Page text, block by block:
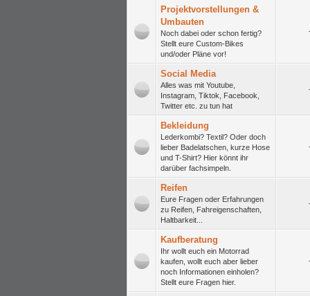
Projektvorstellungen &
Umbauten
Noch dabei oder schon fertig?
Stellt eure Custom-Bikes
und/oder Pläne vor!
Social Media
Alles was mit Youtube,
Instagram, Tiktok, Facebook,
Twitter etc. zu tun hat
Bekleidung
Lederkombi? Textil? Oder doch
lieber Badelatschen, kurze Hose
und T-Shirt? Hier könnt ihr
darüber fachsimpeln.
Reifen
Eure Fragen oder Erfahrungen
zu Reifen, Fahreigenschaften,
Haltbarkeit...
Kaufberatung
Ihr wollt euch ein Motorrad
kaufen, wollt euch aber lieber
noch Informationen einholen?
Stellt eure Fragen hier.